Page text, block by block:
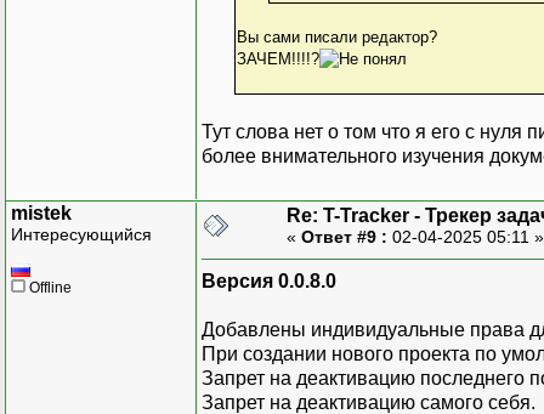
Вы сами писали редактор?
ЗАЧЕМ!!!!?
Тут слова нет о том что я его с нуля
более внимательного изучения
mistek
Интересующийся
Offline
Re: T-Tracker - Трекер
« Ответ #9 : 02-04-2025 05:11
Версия 0.0.8.0
Добавлены индивидуальные права
При создании нового проекта по
Запрет на деактивацию последнего
Запрет на деактивацию самого себя.